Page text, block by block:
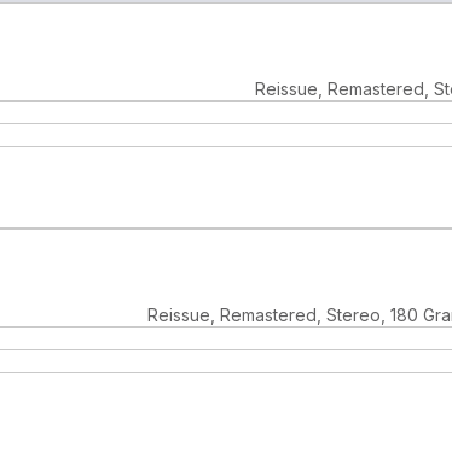
Reissue, Remastered,
Reissue, Remastered, Stereo, 180